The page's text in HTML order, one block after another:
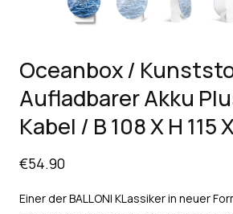
Oceanbox /
Aufladbarer Akku
Kabel / B 108 X H 115
€54.90
Einer der BALLONI KLassiker in neuer